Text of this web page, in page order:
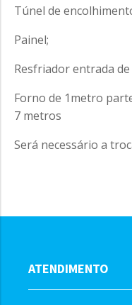
Túnel de
Painel;
Resfriador entrada
Forno de 1metro
7 metros
Será necessário a
ATENDIMENTO